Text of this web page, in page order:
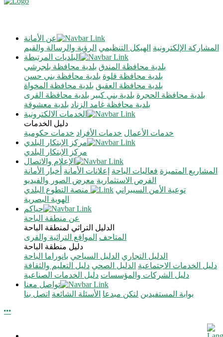
عن الأمانة
الرؤية والرسالة والقيم الهيكل التنظيمي المشاركة الإلكترونية
البلديات المرتبطة
بلدية محافظة بلجرشي بلدية محافظة المندق
بلدية محافظة بني حسن بلدية محافظة قلوة
بلدية محافظة المخواة بلدية محافظة العقيق
بلدية محافظة القرى بلدية بني كبير بلدية محافظة الحجرة
بلدية معشوقة بلدية محافظة غامد الزناد
الخدمات الالكترونية
دليل الخدمات
خدمات حكومية خدمات الأفراد خدمات الأعمال
مركز الإبتكار البلدي
مركز الإبتكار البلدي
الإعلام والاتصال
أخبار الأمانة إعلانات الأمانة فعاليات الباحة المشاريع المتميزة
معرض الصور والفيديو الفرص الاستثمارية
منصة التطوع البلدي
توعية الأمن السيبراني
الهوية البصرية
حياكم
عن منطقة الباحة
الدليل التراثي لمنطقة الباحة
المواقع التراثية والقرى المتاحف
دليل منطقة الباحة
بانوراما الباحة الدليل السياحي الدليل التجاري
دليل التعليم والثقافة الدليل الصحي دليل الخدمات الاجتماعية
دليل الخدمات الصناعية دليل الشركات والمؤسسات
تواصل معنا
اتصل بنا الأسئلة الشائعة لتكن مبدعا بوابة المستفيدين